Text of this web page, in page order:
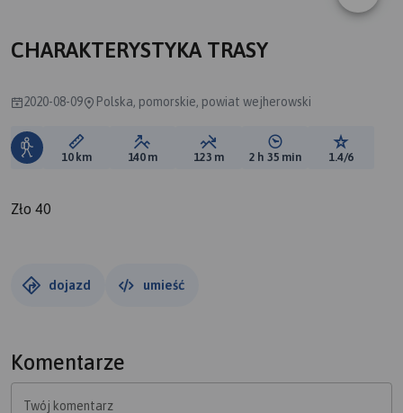
CHARAKTERYSTYKA TRASY
2020-08-09 Polska, pomorskie, powiat wejherowski
Długość trasy:
10 km Suma przewyższeń:
140 m Suma spadków:
123 m Średni czas potrzebny
2 h 35 min Ocena
1.4/6
Zło 40
dojazd umieść
Komentarze
Twój komentarz